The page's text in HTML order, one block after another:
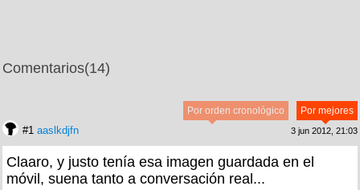
Comentarios(14)
Por mejores
Por orden cronológico
#1 aaslkdjfn 3 jun 2012, 21:03
Claaro, y justo tenía esa imagen guardada en el
móvil, suena tanto a conversación real...